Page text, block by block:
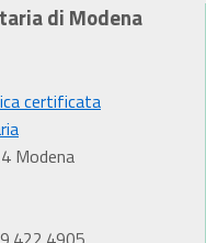
di Modena
certificata
Modena